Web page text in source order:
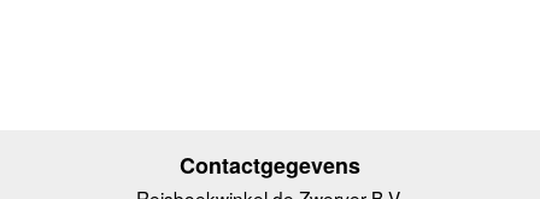
Contactgegevens